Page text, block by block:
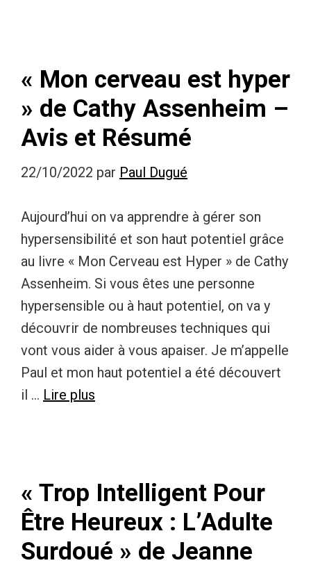
« Mon cerveau est hyper
» de Cathy Assenheim –
Avis et Résumé
22/10/2022 par Paul Dugué
Aujourd’hui on va apprendre à gérer son
hypersensibilité et son haut potentiel grâce
au livre « Mon Cerveau est Hyper » de Cathy
Assenheim. Si vous êtes une personne
hypersensible ou à haut potentiel, on va y
découvrir de nombreuses techniques qui
vont vous aider à vous apaiser. Je m’appelle
Paul et mon haut potentiel a été découvert
il … Lire plus
« Trop Intelligent Pour
Être Heureux : L’Adulte
Surdoué » de Jeanne